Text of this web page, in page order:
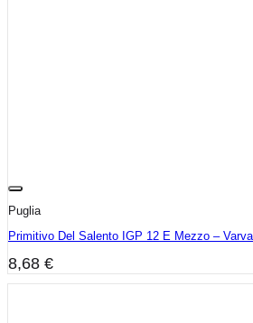
Puglia
Primitivo Del Salento IGP 12 E Mezzo –
8,68 €